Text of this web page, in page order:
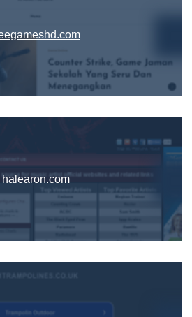
halearon.com